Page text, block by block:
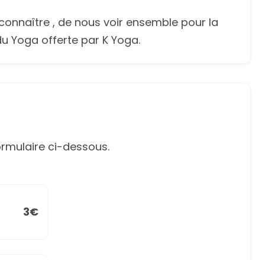
, de nous voir ensemble pour la
Yoga offerte par K Yoga.
ci-dessous.
3€